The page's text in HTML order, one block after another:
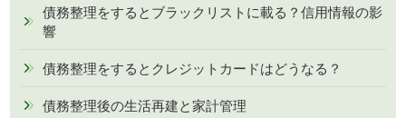
債務整理をするとブラックリストに載る？信用情報の影
響
債務整理をするとクレジットカードはどうなる？
債務整理後の生活再建と家計管理